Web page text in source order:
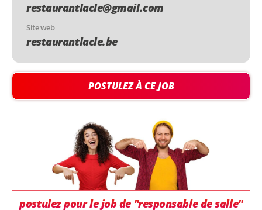
restaurantlacle@gmail.com
Site web
restaurantlacle.be
POSTULEZ À CE JOB
postulez pour le job de "responsable de salle"